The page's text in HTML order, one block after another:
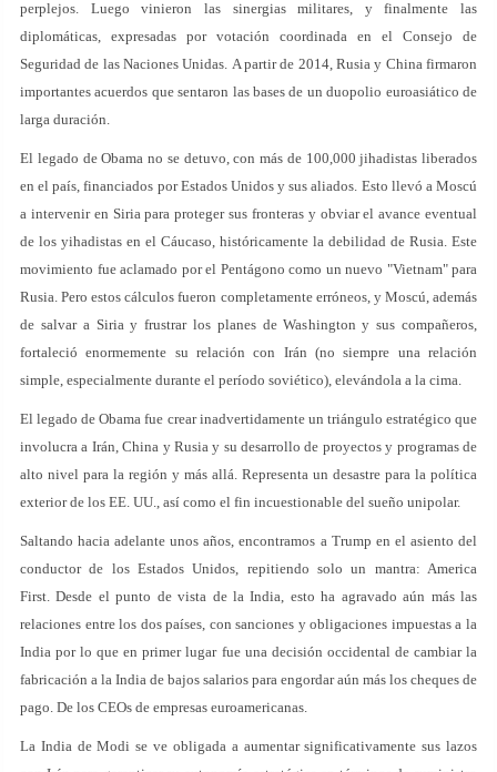
perplejos. Luego vinieron las sinergias militares, y finalmente las
diplomáticas, expresadas por votación coordinada en el Consejo de
Seguridad de las Naciones Unidas. A partir de 2014, Rusia y China firmaron
importantes acuerdos que sentaron las bases de un duopolio euroasiático de
larga duración.
El legado de Obama no se detuvo, con más de 100,000 jihadistas liberados
en el país, financiados por Estados Unidos y sus aliados. Esto llevó a Moscú
a intervenir en Siria para proteger sus fronteras y obviar el avance eventual
de los yihadistas en el Cáucaso, históricamente la debilidad de Rusia. Este
movimiento fue aclamado por el Pentágono como un nuevo "Vietnam" para
Rusia. Pero estos cálculos fueron completamente erróneos, y Moscú, además
de salvar a Siria y frustrar los planes de Washington y sus compañeros,
fortaleció enormemente su relación con Irán (no siempre una relación
simple, especialmente durante el período soviético), elevándola a la cima.
El legado de Obama fue crear inadvertidamente un triángulo estratégico que
involucra a Irán, China y Rusia y su desarrollo de proyectos y programas de
alto nivel para la región y más allá. Representa un desastre para la política
exterior de los EE. UU., así como el fin incuestionable del sueño unipolar.
Saltando hacia adelante unos años, encontramos a Trump en el asiento del
conductor de los Estados Unidos, repitiendo solo un mantra: America
First. Desde el punto de vista de la India, esto ha agravado aún más las
relaciones entre los dos países, con sanciones y obligaciones impuestas a la
India por lo que en primer lugar fue una decisión occidental de cambiar la
fabricación a la India de bajos salarios para engordar aún más los cheques de
pago. De los CEOs de empresas euroamericanas.
La India de Modi se ve obligada a aumentar significativamente sus lazos